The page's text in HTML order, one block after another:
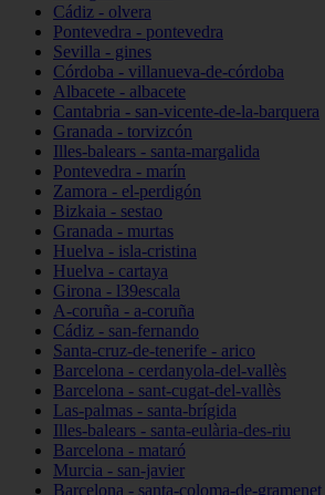
Cádiz - olvera
Pontevedra - pontevedra
Sevilla - gines
Córdoba - villanueva-de-córdoba
Albacete - albacete
Cantabria - san-vicente-de-la-barquera
Granada - torvizcón
Illes-balears - santa-margalida
Pontevedra - marín
Zamora - el-perdigón
Bizkaia - sestao
Granada - murtas
Huelva - isla-cristina
Huelva - cartaya
Girona - l39escala
A-coruña - a-coruña
Cádiz - san-fernando
Santa-cruz-de-tenerife - arico
Barcelona - cerdanyola-del-vallès
Barcelona - sant-cugat-del-vallès
Las-palmas - santa-brígida
Illes-balears - santa-eulària-des-riu
Barcelona - mataró
Murcia - san-javier
Barcelona - santa-coloma-de-gramenet